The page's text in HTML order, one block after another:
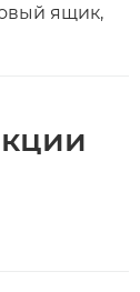
ящик,